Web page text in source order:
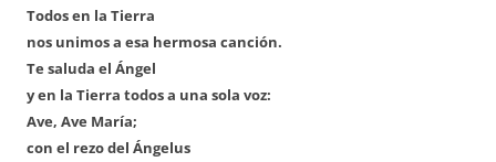
Todos en la Tierra
nos unimos a esa hermosa canción.
Te saluda el Ángel
y en la Tierra todos a una sola voz:
Ave, Ave María;
con el rezo del Ángelus